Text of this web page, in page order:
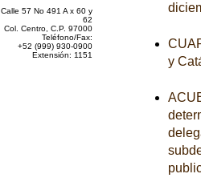
Calle 57 No 491 A x 60 y
62
Col. Centro, C.P. 97000
Teléfono/Fax:
+52 (999) 930-0900
Extensión: 1151
y